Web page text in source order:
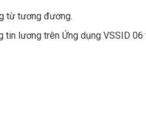
từ tương đương.
lương trên Ứng dụng VSSID 06